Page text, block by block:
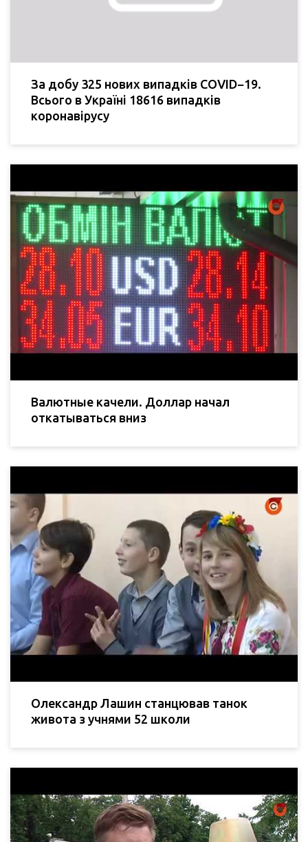
За добу 325 нових випадків COVID−19.
Всього в Україні 18616 випадків
коронавірусу
Валютные качели. Доллар начал
откатываться вниз
Олександр Лашин станцював танок
живота з учнями 52 школи